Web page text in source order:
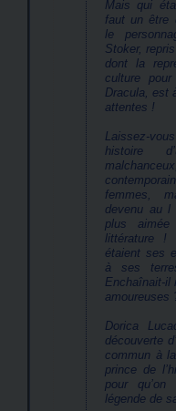
Mais qui
faut un être
le
Stoker,
dont la
culture
Dracula, est
attentes !
Laissez-
histoire
femmes,
devenu au l
plus
littérature
étaient ses
à ses
Enchaînait-il
amoureuses
Dorica
découverte
commun à
prince de
pour
légende de